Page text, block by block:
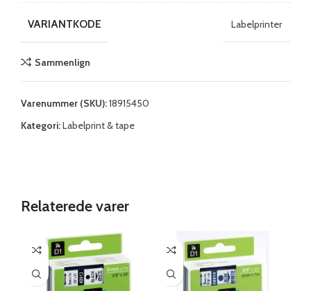
VARIANTKODE Labelprinter
Sammenlign
Varenummer (SKU):18915450
Kategori:Labelprint & tape
Relaterede varer